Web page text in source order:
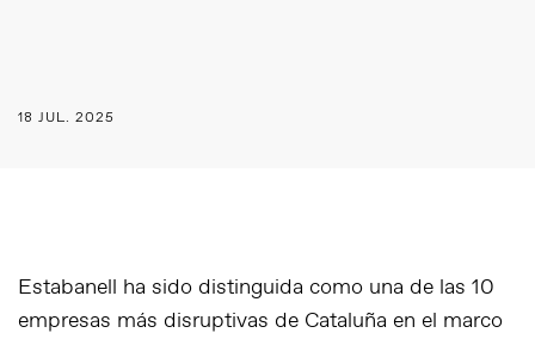
18 JUL. 2025
Estabanell ha sido distinguida como una de las 10
empresas más disruptivas de Cataluña en el marco